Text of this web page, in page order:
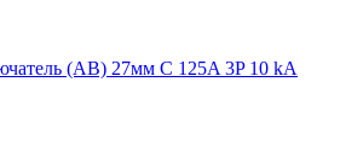
(АВ) 27мм C 125A 3P 10 kA